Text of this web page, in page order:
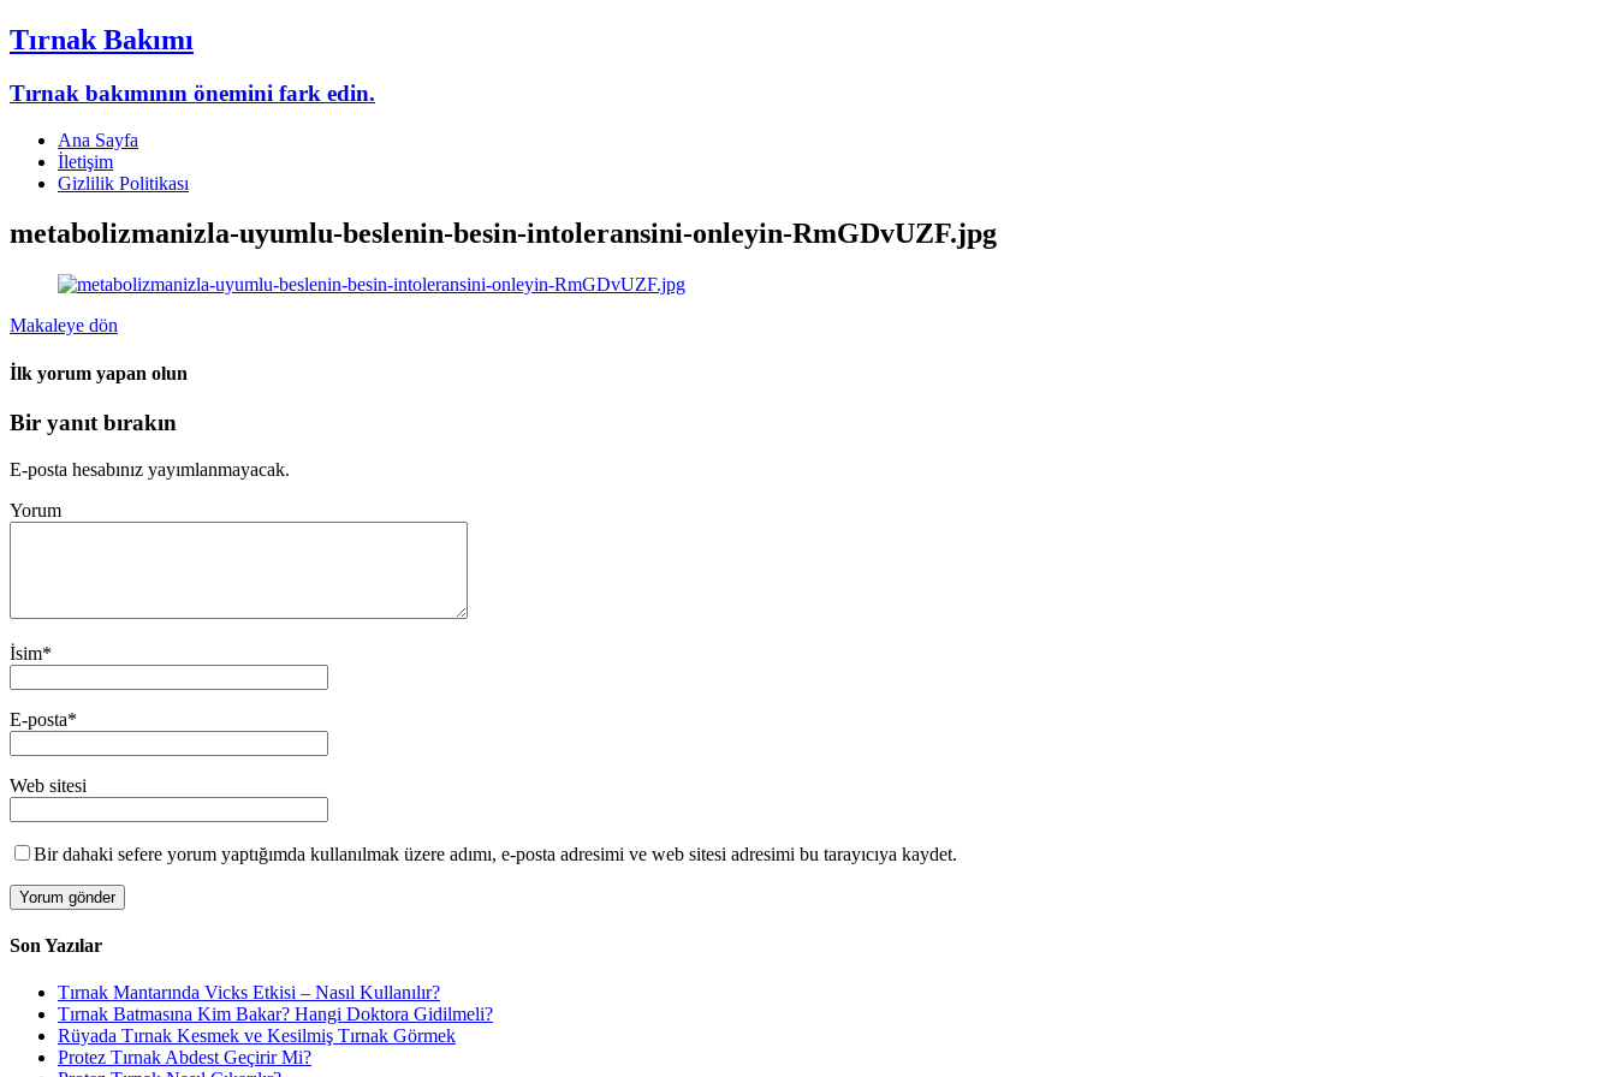
Tırnak Bakımı
Tırnak bakımının önemini fark edin.
Ana Sayfa
İletişim
Gizlilik Politikası
metabolizmanizla-uyumlu-beslenin-besin-intoleransini-onleyin-RmGDvUZF.jpg
Makaleye dön
İlk yorum yapan olun
Bir yanıt bırakın
E-posta hesabınız yayımlanmayacak.
Yorum
İsim*
E-posta*
Web sitesi
Bir dahaki sefere yorum yaptığımda kullanılmak üzere adımı, e-posta adresimi ve web sitesi adresimi bu tarayıcıya kaydet.
Son Yazılar
Tırnak Mantarında Vicks Etkisi – Nasıl Kullanılır?
Tırnak Batmasına Kim Bakar? Hangi Doktora Gidilmeli?
Rüyada Tırnak Kesmek ve Kesilmiş Tırnak Görmek
Protez Tırnak Abdest Geçirir Mi?